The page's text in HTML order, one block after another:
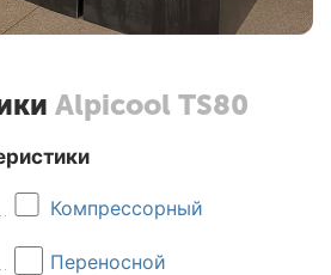
Alpicool TS80
Компрессорный
Переносной